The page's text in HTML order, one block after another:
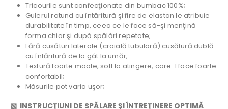
Tricourile sunt confecţionate din bumbac 100%;
Gulerul rotund cu întăritură şi fire de elastan le atribuie
durabilitate în timp, ceea ce le face să-şi menţină
forma chiar şi după spălări repetate;
Fără cusături laterale (croială tubulară) cusătură dublă
cu întăritură de la gât la umăr;
Textură foarte moale, soft la atingere, care-l face foarte
confortabil;
Măsurile pot varia uşor;
▧ INSTRUCŢIUNI DE SPĂLARE ŞI ÎNTREŢINERE OPTIMĂ